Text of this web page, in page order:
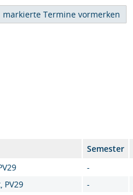
Semester
-
PV29 -